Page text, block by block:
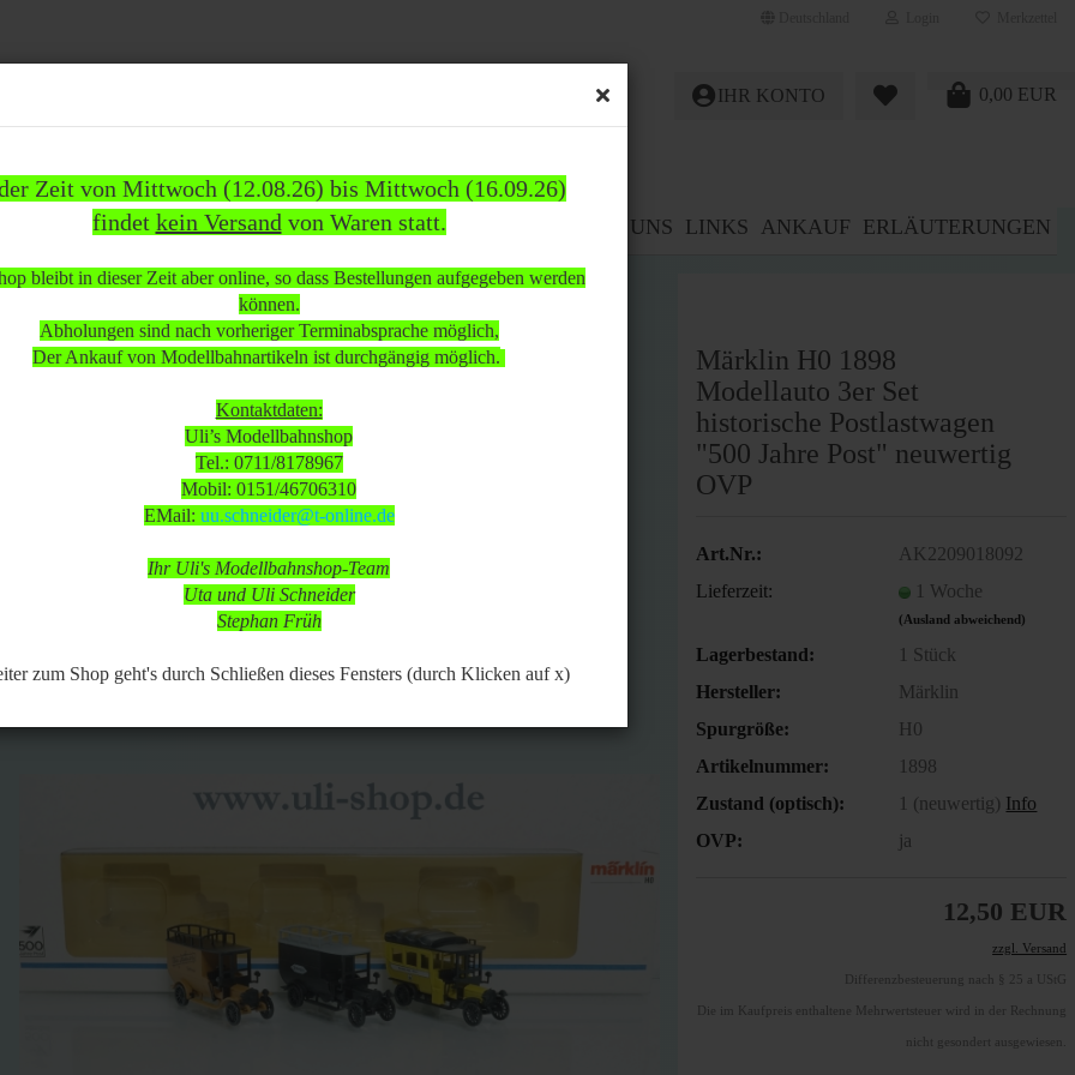
Zeit von Mittwoch (12.08.26) bis Mittwoch (16.09.26)
findet kein Versand von Waren statt.
bleibt in dieser Zeit aber online, so dass Bestellungen aufgegeben werden
können.
Abholungen sind nach vorheriger Terminabsprache möglich,
Der Ankauf von Modellbahnartikeln ist durchgängig möglich.
Kontaktdaten:
Uli’s Modellbahnshop
Tel.: 0711/8178967
Mobil: 0151/46706310
EMail: uu.schneider@t-online.de
Ihr Uli's Modellbahnshop-Team
Uta und Uli Schneider
Stephan Früh
zum Shop geht's durch Schließen dieses Fensters (durch Klicken auf x)
0,00 EUR
IHR KONTO
INFOS KUNDEN ÜBER UNS LINKS ANKAUF ERLÄUTERUNGEN
WEITERE
» »
3er Set historische Postlastwagen "500 Jahre Post" neuwertig OVP
(12.08.26) bis Mittwoch (16.09.26)
dieser Zeit aber online, so dass Bestellungen aufgegeben werden können.
nach vorheriger Terminabsprache möglich,
Modellbahnartikeln ist durchgängig möglich.
weiter » Letzter »
Märklin H0 1898
Modellauto 3er Set
historische Postlastwagen
"500 Jahre Post" neuwertig
OVP
Art.Nr.:
AK2209018092
Lieferzeit:
1 Woche
(Ausland abweichend)
Lagerbestand: 1 Stück
Hersteller:
Märklin
Spurgröße:
H0
Artikelnummer:
1898
Zustand (optisch):
1 (neuwertig) Info
OVP:
ja
12,50 EUR
zzgl. Versand
Differenzbesteuerung nach § 25 a UStG
Die im Kaufpreis enthaltene Mehrwertsteuer wird in der Rechnung
nicht gesondert ausgewiesen.